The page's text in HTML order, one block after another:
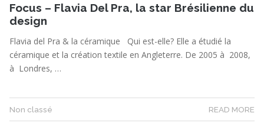
Focus – Flavia Del Pra, la star Brésilienne du
design
Flavia del Pra & la céramique Qui est-elle? Elle a étudié la
céramique et la création textile en Angleterre. De 2005 à 2008,
à Londres, …
Non classé READ MORE